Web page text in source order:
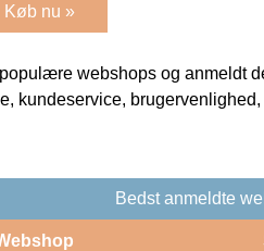
Køb nu »
webshops og anmeldt
kundeservice,
Bedst anmeldte